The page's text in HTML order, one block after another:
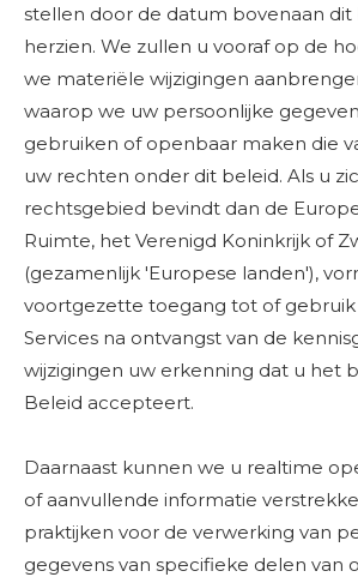
stellen door de datum bovenaan dit
herzien. We zullen u vooraf op de
we materiële wijzigingen
waarop we uw persoonlijke
gebruiken of openbaar maken die
uw rechten onder dit beleid. Als u
rechtsgebied bevindt dan de
Ruimte, het Verenigd Koninkrijk of
(gezamenlijk 'Europese landen'),
voortgezette toegang tot of gebruik
Services na ontvangst van de
wijzigingen uw erkenning dat u het
Beleid accepteert.
Daarnaast kunnen we u realtime
of aanvullende informatie
praktijken voor de verwerking van
gegevens van specifieke delen van